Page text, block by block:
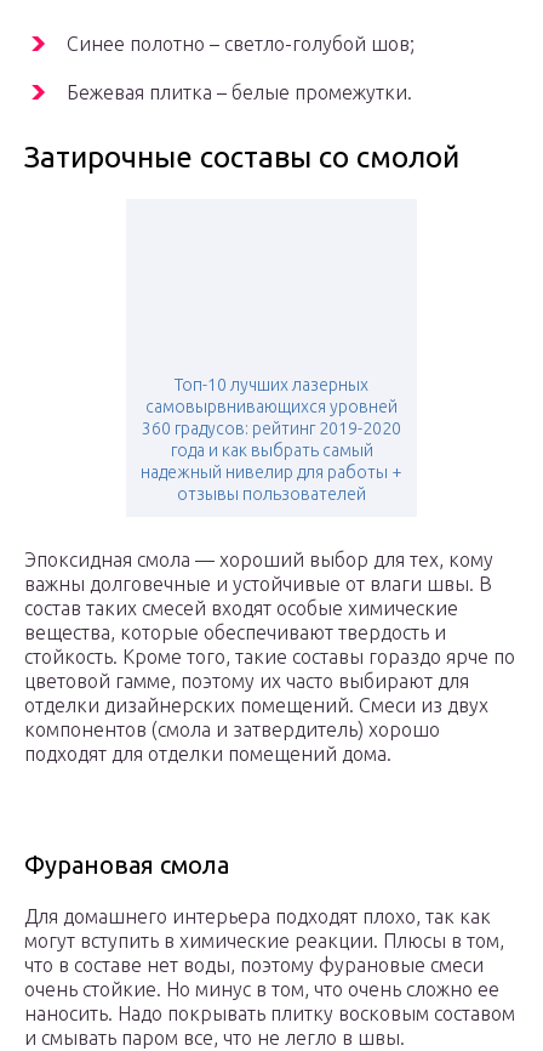
Синее полотно – светло-голубой шов;
Бежевая плитка – белые промежутки.
Затирочные составы со смолой
Топ-10 лучших лазерных
самовырвнивающихся уровней
360 градусов: рейтинг 2019-2020
года и как выбрать самый
надежный нивелир для работы +
отзывы пользователей
Эпоксидная смола — хороший выбор для тех, кому
важны долговечные и устойчивые от влаги швы. В
состав таких смесей входят особые химические
вещества, которые обеспечивают твердость и
стойкость. Кроме того, такие составы гораздо ярче по
цветовой гамме, поэтому их часто выбирают для
отделки дизайнерских помещений. Смеси из двух
компонентов (смола и затвердитель) хорошо
подходят для отделки помещений дома.
Фурановая смола
Для домашнего интерьера подходят плохо, так как
могут вступить в химические реакции. Плюсы в том,
что в составе нет воды, поэтому фурановые смеси
очень стойкие. Но минус в том, что очень сложно ее
наносить. Надо покрывать плитку восковым составом
и смывать паром все, что не легло в швы.